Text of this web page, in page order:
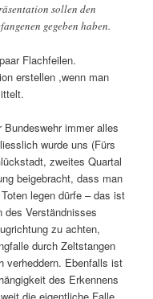
sollen den
gegeben haben.
Flachfeilen.
erstellen ,wenn man
immer alles
wurde uns (Fürs
zweites Quartal
beigebracht, dass man
legen dürfe – das ist
des Verständnisses
zu achten,
durch Zeltstangen
verheddern. Ebenfalls ist
des Erkennens